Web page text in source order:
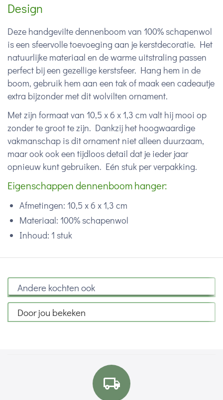
Design
Deze handgevilte dennenboom van 100% schapenwol
is een sfeervolle toevoeging aan je kerstdecoratie. Het
natuurlijke materiaal en de warme uitstraling passen
perfect bij een gezellige kerstsfeer. Hang hem in de
boom, gebruik hem aan een tak of maak een cadeautje
extra bijzonder met dit wolvilten ornament.
Met zijn formaat van 10,5 x 6 x 1,3 cm valt hij mooi op
zonder te groot te zijn. Dankzij het hoogwaardige
vakmanschap is dit ornament niet alleen duurzaam,
maar ook ook een tijdloos detail dat je ieder jaar
opnieuw kunt gebruiken. Eén stuk per verpakking.
Eigenschappen dennenboom hanger:
Afmetingen: 10,5 x 6 x 1,3 cm
Materiaal: 100% schapenwol
Inhoud: 1 stuk
Andere kochten ook
Door jou bekeken